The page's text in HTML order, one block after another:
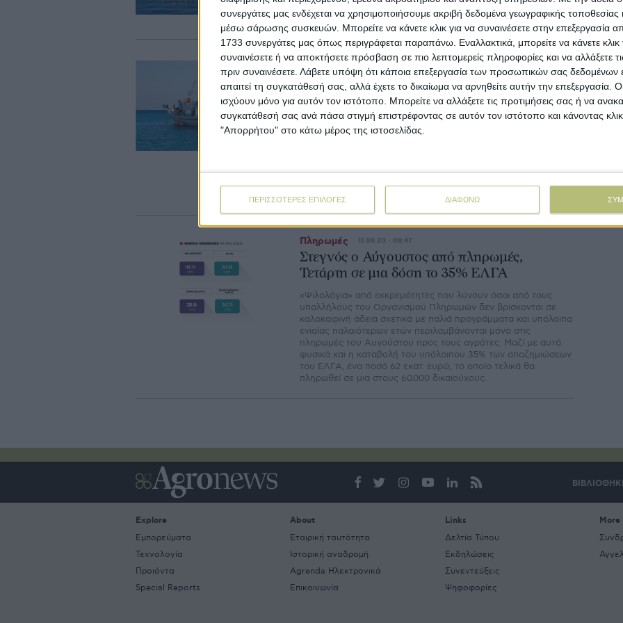
συνεργάτες μας ενδέχεται να χρησιμοποιήσουμε ακριβή δεδομένα γεωγραφικής τοποθεσίας
μέσω σάρωσης συσκευών. Μπορείτε να κάνετε κλικ για να συναινέσετε στην επεξεργασία
1733 συνεργάτες μας όπως περιγράφεται παραπάνω. Εναλλακτικά, μπορείτε να κάνετε κλικ
συναινέσετε ή να αποκτήσετε πρόσβαση σε πιο λεπτομερείς πληροφορίες και να αλλάξετε
πριν συναινέσετε. Λάβετε υπόψη ότι κάποια επεξεργασία των προσωπικών σας δεδομένων
απαιτεί τη συγκατάθεσή σας, αλλά έχετε το δικαίωμα να αρνηθείτε αυτήν την επεξεργασία.
ισχύουν μόνο για αυτόν τον ιστότοπο. Μπορείτε να αλλάξετε τις προτιμήσεις σας ή να
συγκατάθεσή σας ανά πάσα στιγμή επιστρέφοντας σε αυτόν τον ιστότοπο και κάνοντας
"Απορρήτου" στο κάτω μέρος της ιστοσελίδας.
ΠΕΡΙΣΣΟΤΕΡΕΣ ΕΠΙΛΟΓΕΣ ΔΙΑΦΩΝΩ
επαγγελματικών σκαφών από τον Υφυπουργό Αγροτικής
Ανάπτυξης και Τροφίμων, κ. Σταύρο Κελέτση.
Ζωϊκό Κεφάλαιο 12.12.23 - 13:52
Διάθεση πλεονάζουσας χωρητικότητας (GT)
και ιπποδύναμης (kW) για αλιευτικά σκάφη
στην Πιερία
Το Τμήμα Αλιείας της ΠΕ Πιερίας ενημερώνει ότι σύμφωνα με
χωρητικότητα (GT) και ισχύ κινητήρων πρόωσης (kW), η οποία
τις παρακάτω κατηγορίες σκαφών:
Πληρωμές 11.08.20 - 08:47
Στεγνός ο Αύγουστος από πληρωμές,
Τετάρτη σε μια δόση το 35% ΕΛΓΑ
«Ψιλολόγια» από εκκρεµότητες που λύνουν όσοι από τους
υπαλλήλους του Οργανισµού Πληρωµών δεν βρίσκονται σε
καλοκαιρινή άδεια σχετικά µε παλιά προγράµµατα και υπόλοιπα
ενιαίας παλαιότερων ετών περιλαµβάνονται µόνο στις
πληρωµές του Αυγούστου προς τους αγρότες. Μαζί με αυτά
φυσικά και η καταβολή του υπόλοιπου 35% των αποζημιώσεων
του ΕΛΓΑ, ένα ποσό 62 εκατ. ευρώ, το οποίο τελικά θα
πληρωθεί σε μια στους 60.000 δικαιούχους.
Explore
Εμπορεύματα
Τεχνολογία
Προιόντα
Special Reports
About
Εταιρική ταυτότητα
Ιστορική αναδρομή
Agrenda Ηλεκτρονικά
Επικοινωνία
Links
Δελτία Τύπου
Εκδηλώσεις
Συνεντεύξεις
Ψηφοφορίες
More